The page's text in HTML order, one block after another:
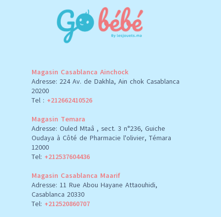
Magasin Casablanca Ainchock
Adresse: 224 Av. de Dakhla, Ain chok Casablanca
20200
Tel : +212662410526
Magasin Temara
Adresse: Ouled Mtaâ , sect. 3 n°236, Guiche
Oudaya à Côté de Pharmacie l'olivier, Témara
12000
Tel: +212537604436
Magasin Casablanca Maarif
Adresse: 11 Rue Abou Hayane Attaouhidi,
Casablanca 20330
Tel: +212520860707